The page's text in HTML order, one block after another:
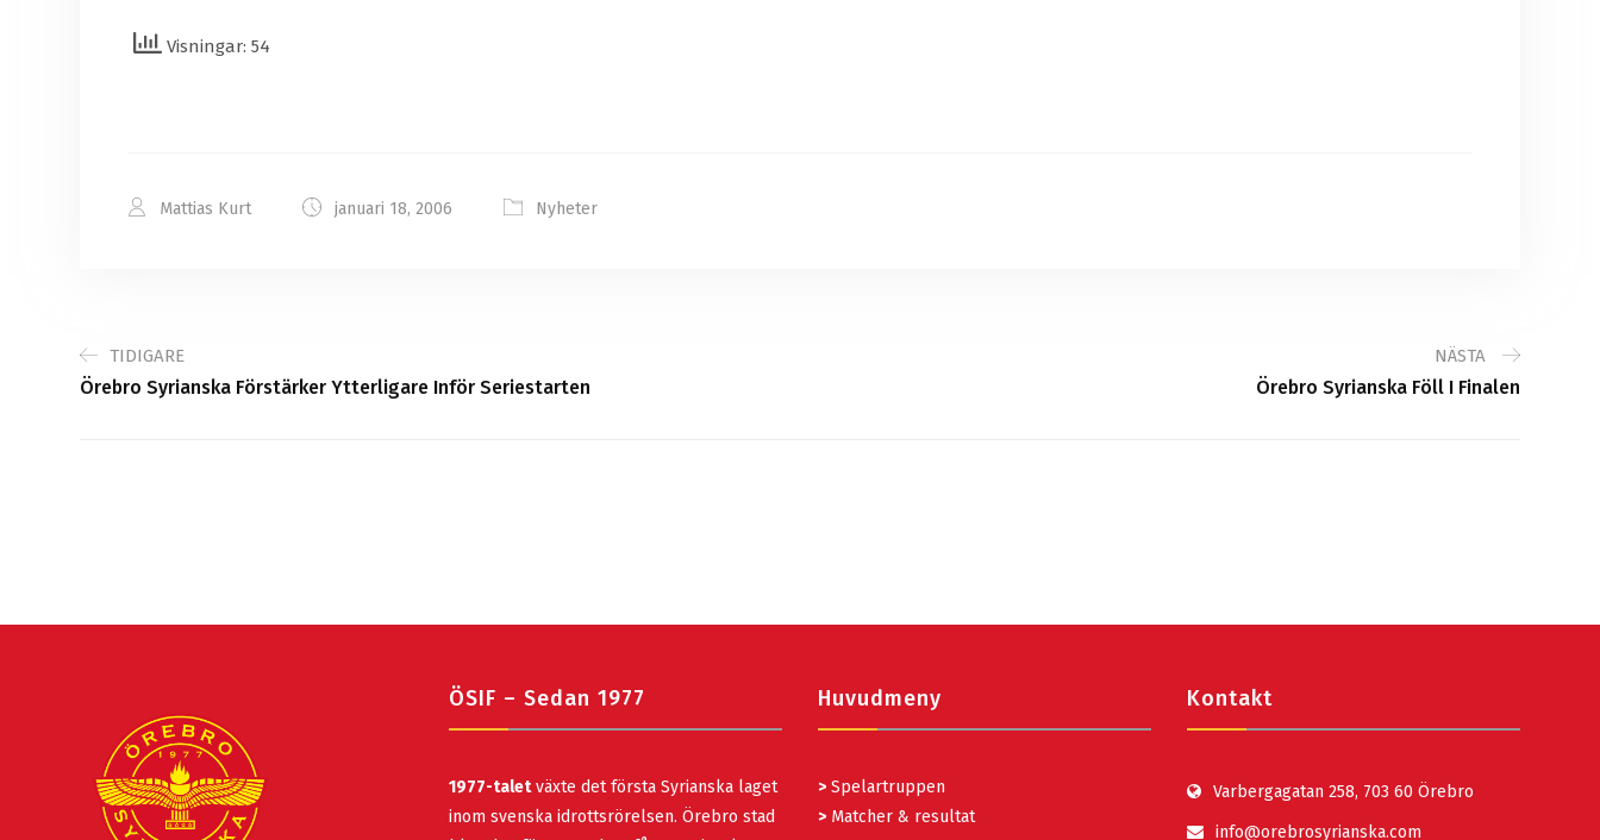
Visningar: 54
Mattias Kurt januari 18, 2006 Nyheter
TIDIGARE
Örebro Syrianska Förstärker Ytterligare Inför Seriestarten
NÄSTA
Örebro Syrianska Föll I Finalen
ÖSIF – Sedan 1977
1977-taletväxte det första Syrianska laget
inom svenska idrottsrörelsen. Örebro stad
Huvudmeny
> Spelartruppen
> Matcher & resultat
Kontakt
Varbergagatan 258, 703 60 Örebro
info@orebrosyrianska.com